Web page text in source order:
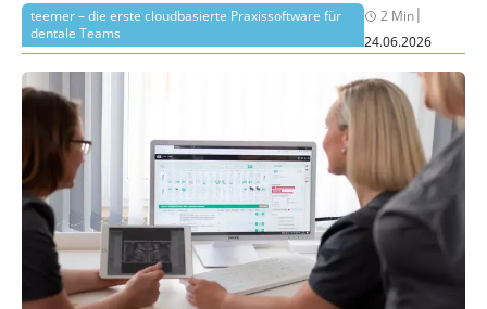
teemer – die erste cloudbasierte Praxissoftware für
dentale Teams
2 Min|
24.06.2026